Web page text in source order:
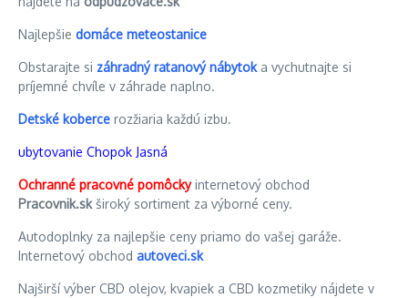
Najlepšie domáce meteostanice
Obstarajte si záhradný ratanový nábytoka vychutnajte si
príjemné chvíle v záhrade naplno.
Detské koberce rozžiaria každú izbu.
ubytovanie Chopok Jasná
Ochranné pracovné pomôckyinternetový obchod
Pracovnik.skširoký sortiment za výborné ceny.
Autodoplnky za najlepšie ceny priamo do vašej garáže.
Internetový obchod autoveci.sk
Najširší výber CBD olejov, kvapiek a CBD kozmetiky nájdete v